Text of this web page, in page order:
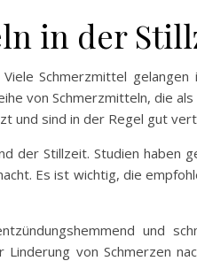
in der
Schmerzmittel
von Schmerzmitteln, die
und sind in der Regel gut
der Stillzeit. Studien haben
Es ist wichtig, die
und
von Schmerzen